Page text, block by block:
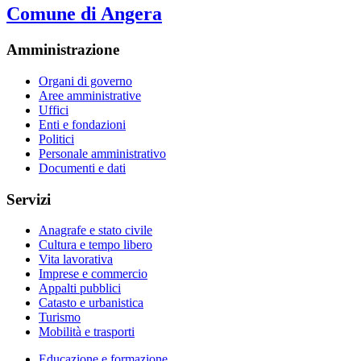
Comune di Angera
Amministrazione
Organi di governo
Aree amministrative
Uffici
Enti e fondazioni
Politici
Personale amministrativo
Documenti e dati
Servizi
Anagrafe e stato civile
Cultura e tempo libero
Vita lavorativa
Imprese e commercio
Appalti pubblici
Catasto e urbanistica
Turismo
Mobilità e trasporti